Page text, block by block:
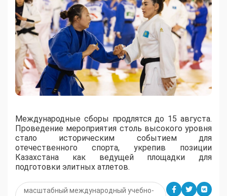
Международные сборы продлятся до 15 августа.
Проведение мероприятия столь высокого уровня
стало историческим событием для
отечественного спорта, укрепив позиции
Казахстана как ведущей площадки для
подготовки элитных атлетов.
масштабный международный учебно-